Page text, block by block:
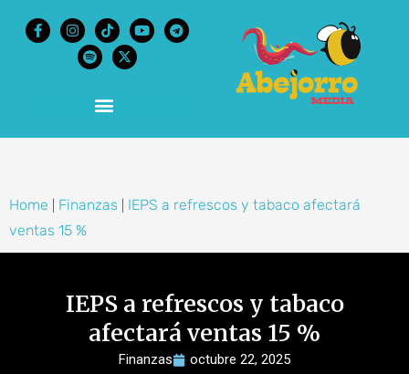
Home Finanzas
IEPS a refrescos y tabaco afectará
ventas 15 %
IEPS a refrescos y tabaco
afectará ventas 15 %
Finanzas octubre 22, 2025